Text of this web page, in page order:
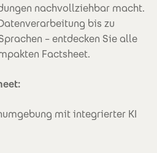
nachvollziehbar macht.
bis zu
– entdecken Sie alle
Factsheet.
mit integrierter KI